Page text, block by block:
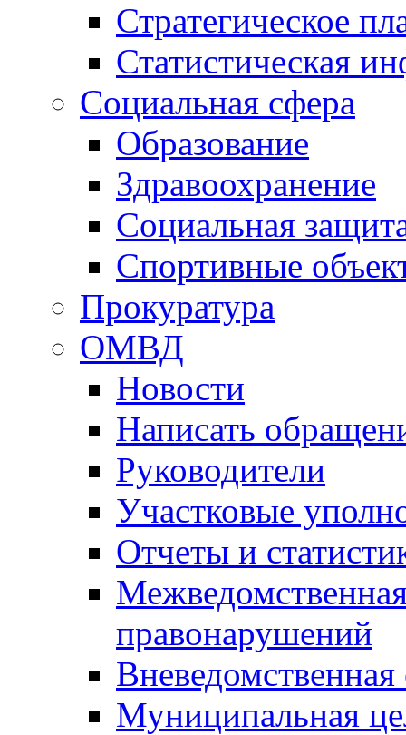
Стратегическое
Статистическая
Социальная сфера
Образование
Здравоохранение
Социальная
Спортивные
Прокуратура
ОМВД
Новости
Написать
Руководители
Участковые
Отчеты и
правонарушений
Вневедомственная
Муниципальная